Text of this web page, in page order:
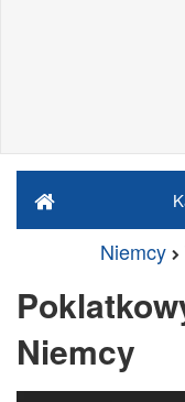
Niemcy
Niemcy